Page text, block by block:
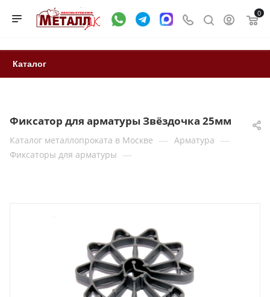
0
Каталог
Фиксатор для арматуры Звёздочка 25мм
Каталог металлопроката в Москве — Арматура —
Фиксаторы для арматуры —